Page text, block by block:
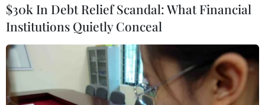
TIN LIÊN QUAN
$30k In Debt Relief Scandal: What Financial
Institutions Quietly Conceal